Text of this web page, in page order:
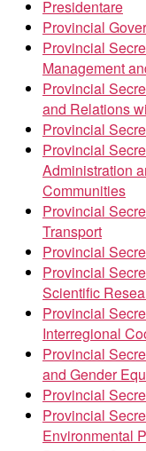
Presidentare
Provincial
Provincial
Management
Provincial
and Relations
Provincial
Provincial
Administration
Communities
Provincial
Transport
Provincial
Provincial
Scientific
Provincial
Interregional
Provincial
and Gender
Provincial
Provincial
Environmental